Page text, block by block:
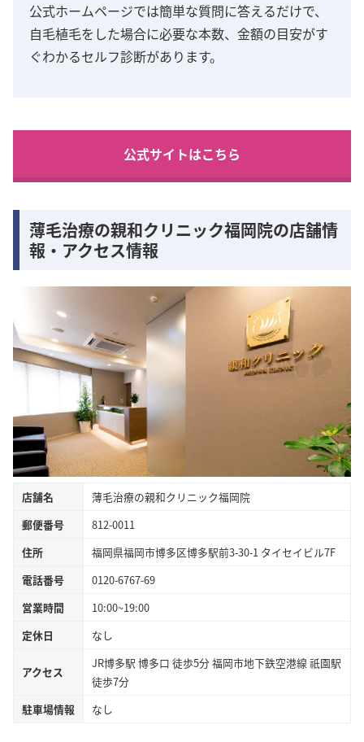
公式ホームページでは簡単な質問に答えるだけで、
自毛植毛をした場合に必要な本数、金額の目安がす
ぐわかるセルフ診断があります。
公式サイトはこちら
薄毛治療の親和クリニック福岡院の店舗情
報・アクセス情報
店舗名
薄毛治療の親和クリニック福岡院
郵便番号
812-0011
住所
福岡県福岡市博多区博多駅前3-30-1 タイセイビル7F
電話番号
0120-6767-69
営業時間
10:00~19:00
定休日
なし
アクセス
JR博多駅 博多口 徒歩5分 福岡市地下鉄空港線 祇園駅
徒歩7分
駐車場情報
なし